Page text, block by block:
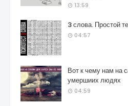
13:59
3 слова. Простой
04:57
Вот к чему нам на
умершиих людях
04:59